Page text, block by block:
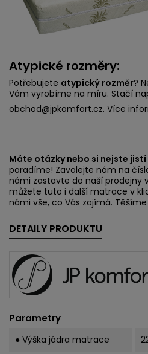
Atypické rozměry:
Potřebujete atypický rozměr?
Vám vyrobíme na míru. Stačí
obchod@jpkomfort.cz. Více
Máte otázky nebo si nejste jistí
poradíme! Zavolejte nám na
námi zastavte do naší prodejny
můžete tuto i další matrace v
námi vše, co Vás zajímá. Těšíme
DETAILY PRODUKTU
Parametry
● Výška jádra matrace